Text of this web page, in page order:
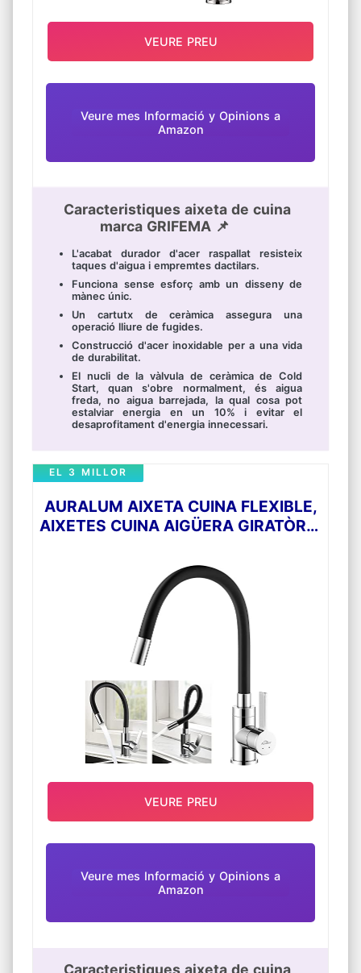
Veure mes Informació y Opinions a
Amazon
Caracteristiques aixeta de cuina
marca GRIFEMA 📌
L'acabat durador d'acer raspallat resisteix
taques d'aigua i empremtes dactilars.
Funciona sense esforç amb un disseny de
mànec únic.
Un cartutx de ceràmica assegura una
operació lliure de fugides.
Construcció d'acer inoxidable per a una vida
de durabilitat.
El nucli de la vàlvula de ceràmica de Cold
Start, quan s'obre normalment, és aigua
freda, no aigua barrejada, la qual cosa pot
estalviar energia en un 10% i evitar el
desaprofitament d'energia innecessari.
VEURE PREU
AURALUM AIXETA CUINA FLEXIBLE,
AIXETES CUINA AIGÜERA GIRATÒRIA
AIREJADOR DESMUNTABLE, AIXETA
DE CUINA PER A AIGUA CALENTA I
FREDA
EL 3 MILLOR
Veure mes Informació y Opinions a
Amazon
Caracteristiques aixeta de cuina
VEURE PREU